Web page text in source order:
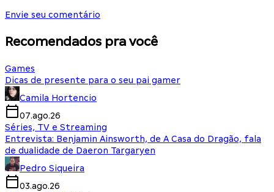
Envie seu comentário
Recomendados pra você
Games
Dicas de presente para o seu pai gamer
Camila Hortencio
07.ago.26
Séries, TV e Streaming
Entrevista: Benjamin Ainsworth, de A Casa do Dragão, fala
de dualidade de Daeron Targaryen
Pedro Siqueira
03.ago.26